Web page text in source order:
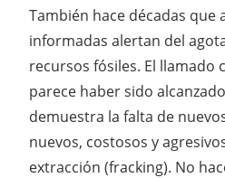
También hace décadas que
informadas alertan del
recursos fósiles. El llamado
parece haber sido
demuestra la falta de
nuevos, costosos y
extracción (fracking). No